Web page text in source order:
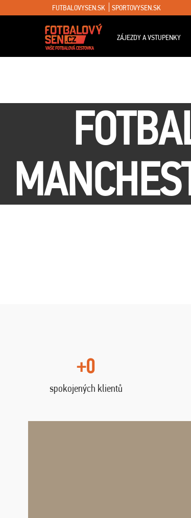
FUTBALOVYSEN.SK SPORTOVYSEN.SK
ZÁJEZDY A VSTUPENKY
+0
spokojených klientů